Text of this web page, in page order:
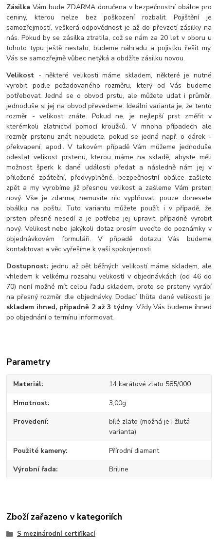
ZásilkaVám bude ZDARMA doručena v bezpečnostní obálce pro
ceniny, kterou nelze bez poškození rozbalit. Pojištění je
samozřejmostí, veškerá odpovědnost je až do převzetí zásilky na
nás. Pokud by se zásilka ztratila, což se nám za 20 let v oboru u
tohoto typu ještě nestalo, budeme náhradu a pojistku řešit my,
Vás se samozřejmě vůbec netýká a obdžíte zásilku novou.
Velikost - některé velikosti máme skladem, některé je nutné
vyrobit podle požadovaného rozměru, který od Vás budeme
potřebovat. Jedná se o obvod prstu, ale můžete udat i průměr,
jednoduše si jej na obvod převedeme. Ideální varianta je, že tento
rozměr - velikost znáte. Pokud ne, je nejlepší prst změřit v
kterémkoli zlatnictví pomocí kroužků. V mnoha případech ale
rozměr prstenu znát nebudete, pokud se jedná např. o dárek -
překvapení, apod.. V takovém případě Vám můžeme jednoduše
odeslat velikost prstenu, kterou máme na skladě, abyste měli
možnost šperk k dané události předat a následně nám jej v
přiložené zpáteční, předvyplněné, bezpečnostní obálce zašlete
zpět a my vyrobíme již přesnou velikost a zašleme Vám prsten
nový. Vše je zdarma, nemusíte nic vyplňovat, pouze donesete
obálku na poštu. Tuto variantu můžete použít i v případě, že
prsten přesně nesedí a je potřeba jej upravit, případně vyrobit
nový. Velikost nebo jakýkoli dotaz prosím uveďte do poznámky v
objednávkovém formuláři. V případě dotazu Vás budeme
kontaktovat a věc vyřešíme k vaší spokojenosti.
Dostupnost: jednu až pět běžných velikostí máme skladem, ale
vhledem k velkému rozsahu velikostí v objednávkách (od 46 do
70) není možné mít celou řadu skladem, proto se prsteny vyrábí
na přesný rozměr dle objednávky. Dodací lhůta dané velikosti je:
skladem ihned, případně 2 až 3 týdny. Vždy Vás budeme ihned
po objednání o termínu informovat.
Parametry
Materiál 14 karátové zlato 585/000
Hmotnost 3,00g
Provedení
bílé zlato (možná je i žlutá
varianta)
Použité kameny Přírodní diamant
Výrobní řada Briline
Zboží zařazeno v kategoriích
S mezinárodní certifikací